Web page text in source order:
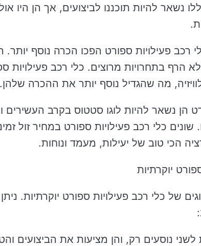
נשאר להיות תוכננו לביצועים, אך הן היו
פעילויות ספורט הפכו הכרה נוסף יותר.
הרף בתחרויות מרוצים. כלי רכב פעילויות
מה שהגדיל נוסף יותר את ההכרה שלהן.
הן נשאר להיות לוגו סטטוס בקרב העשירים
כלי רכב פעילויות ספורט במחיר זול
הכי טוב של יעילות, מעמד ונוחות.
יוקרתיות
של כלי רכב פעילויות ספורט יוקרתיות.
לשני נוסעים רק, והן מציעות את הביצועים